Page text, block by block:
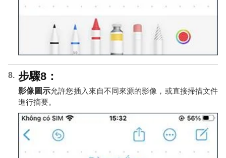
步驟8：
影像圖示允許您插入來自不同來源的影像，或直接掃描文件
進行摘要。